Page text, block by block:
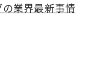
業界最新事情